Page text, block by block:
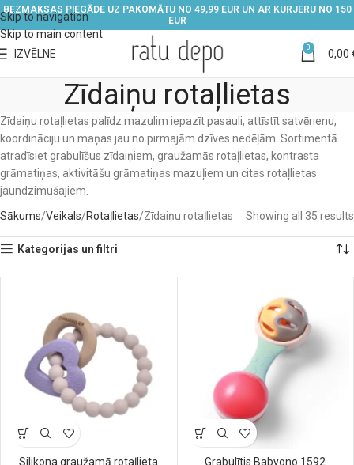
Skip to navigation
Skip to main content
BEZMAKSAS PIEGĀDE UZ PAKOMĀTU NO 49,99 EUR UN AR KURJERU NO 150
EUR
IZVĒLNE 0 0,00
Zīdaiņu rotaļlietas
Zīdaiņu rotaļlietas palīdz mazulim iepazīt pasauli, attīstīt satvērienu,
koordināciju un maņas jau no pirmajām dzīves nedēļām. Sortimentā
atradīsiet grabulīšus zīdaiņiem, graužamās rotaļlietas, kontrasta
grāmatiņas, aktivitāšu grāmatiņas mazuļiem un citas rotaļlietas
jaundzimušajiem.
Sākums Veikals Rotaļlietas Zīdaiņu rotaļlietas Showing all 35 results
Kategorijas un filtri
Silikona graužamā rotaļlieta
Grabulītis Babyono 1592